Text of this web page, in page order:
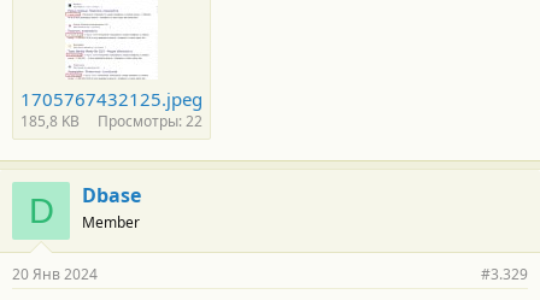
1705767432125.jpeg
185,8 KB Просмотры: 22
D Dbase
Member
20 Янв 2024 #3.329